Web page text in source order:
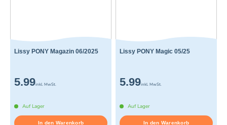
Lissy PONY Magazin 06/2025
5.99inkl. MwSt.
Auf Lager
In den Warenkorb
Lissy PONY Magic 05/25
5.99inkl. MwSt.
Auf Lager
In den Warenkorb